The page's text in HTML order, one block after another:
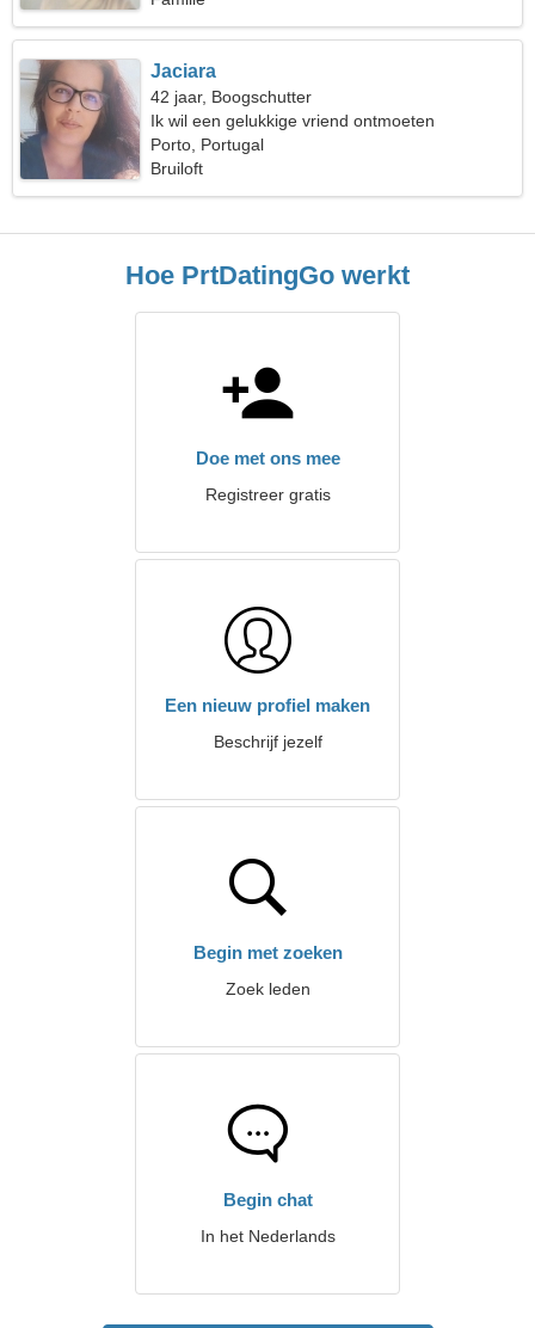
Jaciara
42 jaar, Boogschutter
Ik wil een gelukkige vriend ontmoeten
Porto, Portugal
Bruiloft
Hoe PrtDatingGo werkt
Doe met ons mee
Registreer gratis
Een nieuw profiel maken
Beschrijf jezelf
Begin met zoeken
Zoek leden
Begin chat
In het Nederlands